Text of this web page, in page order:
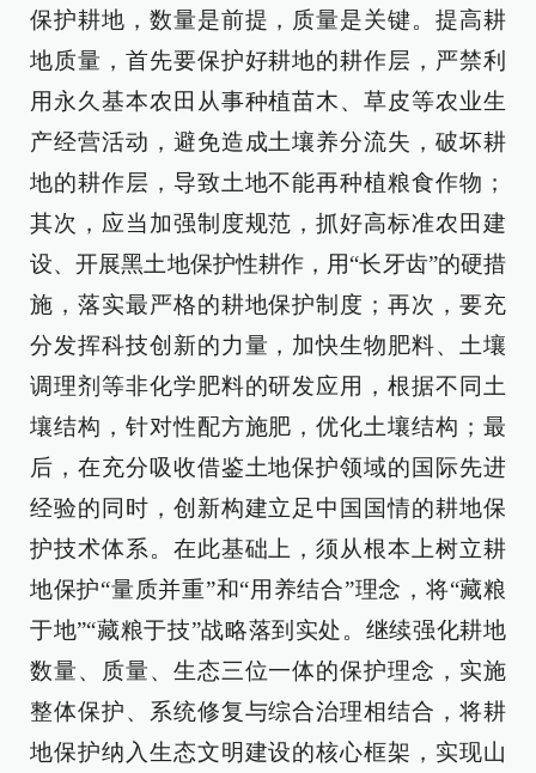
保护耕地，数量是前提，质量是关键。提高耕
地质量，首先要保护好耕地的耕作层，严禁利
用永久基本农田从事种植苗木、草皮等农业生
产经营活动，避免造成土壤养分流失，破坏耕
地的耕作层，导致土地不能再种植粮食作物；
其次，应当加强制度规范，抓好高标准农田建
设、开展黑土地保护性耕作，用“长牙齿”的硬措
施，落实最严格的耕地保护制度；再次，要充
分发挥科技创新的力量，加快生物肥料、土壤
调理剂等非化学肥料的研发应用，根据不同土
壤结构，针对性配方施肥，优化土壤结构；最
后，在充分吸收借鉴土地保护领域的国际先进
经验的同时，创新构建立足中国国情的耕地保
护技术体系。在此基础上，须从根本上树立耕
地保护“量质并重”和“用养结合”理念，将“藏粮
于地”“藏粮于技”战略落到实处。继续强化耕地
数量、质量、生态三位一体的保护理念，实施
整体保护、系统修复与综合治理相结合，将耕
地保护纳入生态文明建设的核心框架，实现山